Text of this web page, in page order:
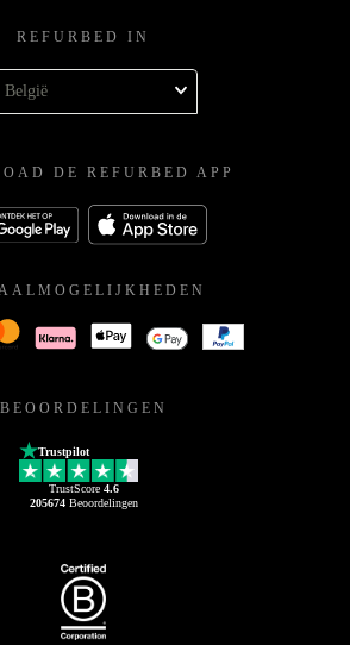
REFURBED IN
België
DE REFURBED APP
BEOORDELINGEN
Trustpilot
TrustScore 4.6
205674Beoordelingen